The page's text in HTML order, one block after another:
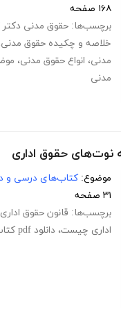
۱۶۸ صفحه
برچسب‌ها: حقوق مدنی دکتر
خلاصه و چکیده حقوق مدنی
مدنی، انواع حقوق مدنی،
مدنی
نوت‌های حقوق اداری
موضوع: کتاب‌های درسی و
۳۱ صفحه
برچسب‌ها: قانون حقوق اداری
اداری چیست، دانلود pdf کتاب حقوق اداری